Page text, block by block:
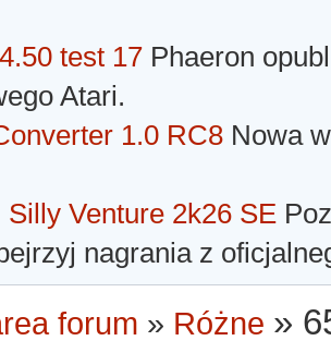
test 17 Phaeron
Atari.
1.0 RC8 Nowa
Venture 2k26 SE
nagrania z
forum » Różne »